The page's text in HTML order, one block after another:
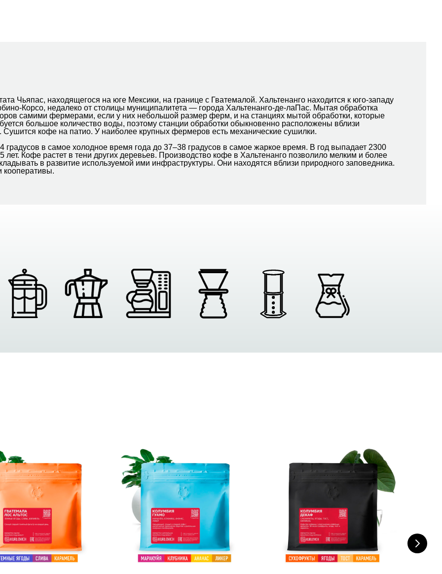
Чьяпас, находящегося на юге Мексики, на границе с Гватемалой. Хальтенанго находится к юго-западу
Корсо, недалеко от столицы муниципалитета — города Хальтенанго-де-лаПас. Мытая обработка
самими фермерами, если у них небольшой размер ферм, и на станциях мытой обработки, которые
большое количество воды, поэтому станции обработки обыкновенно расположены вблизи
Сушится кофе на патио. У наиболее крупных фермеров есть механические сушилки.
градусов в самое холодное время года до 37–38 градусов в самое жаркое время. В год выпадает 2300
лет. Кофе растет в тени других деревьев. Производство кофе в Хальтенанго позволило мелким и более
в развитие используемой ими инфраструктуры. Они находятся вблизи природного заповедника.
кооперативы.